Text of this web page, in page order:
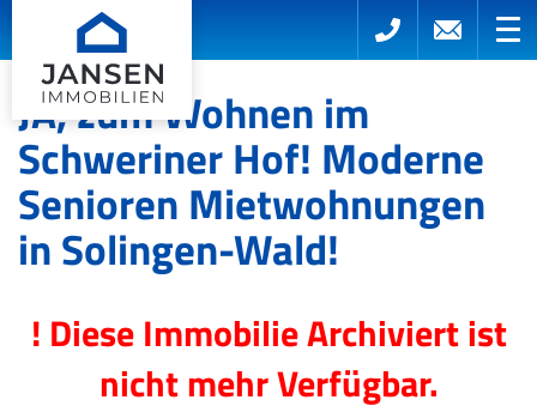
JA, zum Wohnen im
Schweriner Hof! Moderne
Senioren Mietwohnungen
in Solingen-Wald!
! Diese Immobilie Archiviert ist
nicht mehr Verfügbar.